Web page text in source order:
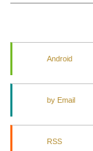
Android
by Email
RSS